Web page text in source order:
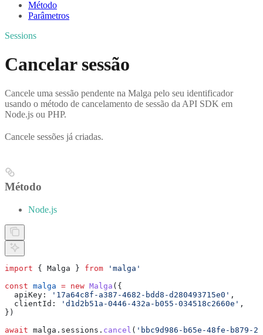
Método
Parâmetros
Sessions
Cancelar sessão
Cancele uma sessão pendente na Malga pelo seu identificador
usando o método de cancelamento de sessão da API SDK em
Node.js ou PHP.
Cancele sessões já criadas.
Método
Node.js
import { Malga } from 'malga'
const malga = new Malga ({
  apiKey:
'17a64c8f-a387-4682-bdd8-d280493715e0' ,
  clientId:
'd1d2b51a-0446-432a-b055-034518c2660e' ,
})
await malga . sessions . cancel ( 'bbc9d986-b65e-48fe-b879-